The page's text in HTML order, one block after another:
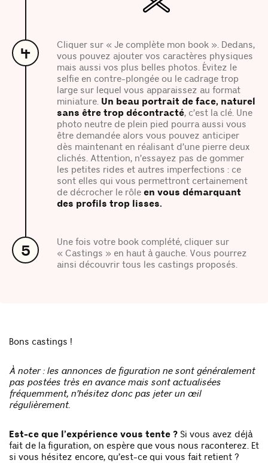
4
Cliquer sur « Je complète mon book ». Dedans,
vous pouvez ajouter vos caractères physiques
mais aussi vos plus belles photos. Évitez le
selfie en contre-plongée ou le cadrage trop
large sur lequel vous apparaissez au format
miniature. Un beau portrait de face, naturel
sans être trop décontracté, c’est la clé. Une
photo neutre de plein pied pourra aussi vous
être demandée alors vous pouvez anticiper
dès maintenant en réalisant d’une pierre deux
clichés. Attention, n’essayez pas de gommer
les petites rides et autres imperfections : ce
sont elles qui vous permettront certainement
de décrocher le rôle en vous démarquant
des profils trop lisses.
5
Une fois votre book complété, cliquer sur
« Castings » en haut à gauche. Vous pourrez
ainsi découvrir tous les castings proposés.
Bons castings !
À noter : les annonces de figuration ne sont généralement
pas postées très en avance mais sont actualisées
fréquemment, n’hésitez donc pas jeter un œil
régulièrement.
Est-ce que l’expérience vous tente ? Si vous avez déjà
fait de la figuration, on espère que vous nous raconterez. Et
si vous hésitez encore, qu’est-ce qui vous fait retient ?